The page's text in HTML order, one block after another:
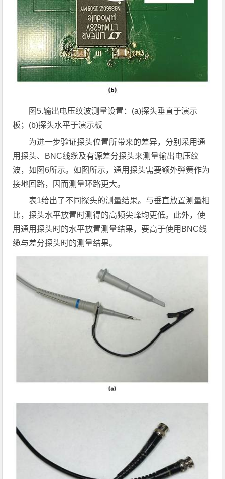
图 5.输出电压纹波测量设置： (a)探头垂直于演示
板； (b)探头水平于演示板
为进一步验证探头位置所带来的差异，分别采用通
用探头、BNC线缆及有源差分探头来测量输出电压纹
波，如图6所示。如图所示，通用探头需要额外弹簧作为
接地回路，因而测量环路更大。
表1给出了不同探头的测量结果。与垂直放置测量相
比，探头水平放置时测得的高频尖峰均更低。此外，使
用通用探头时的水平放置测量结果，要高于使用BNC线
缆与差分探头时的测量结果。